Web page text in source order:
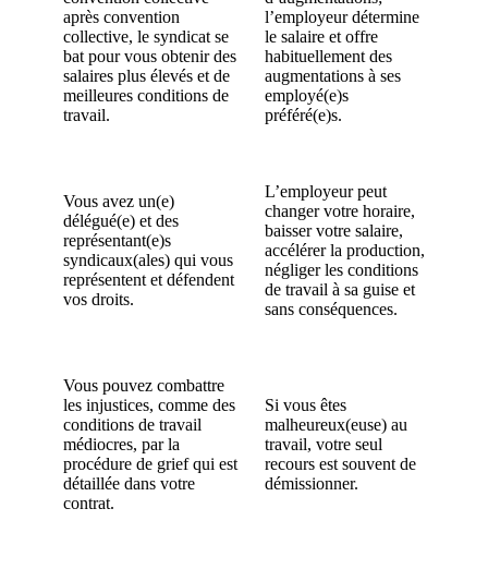
après convention
collective, le syndicat se
bat pour vous obtenir des
salaires plus élevés et de
meilleures conditions de
travail.
l’employeur détermine
le salaire et offre
habituellement des
augmentations à ses
employé(e)s
préféré(e)s.
Vous avez un(e)
délégué(e) et des
représentant(e)s
syndicaux(ales) qui vous
représentent et défendent
vos droits.
L’employeur peut
changer votre horaire,
baisser votre salaire,
accélérer la production,
négliger les conditions
de travail à sa guise et
sans conséquences.
Vous pouvez combattre
les injustices, comme des
conditions de travail
médiocres, par la
procédure de grief qui est
détaillée dans votre
contrat.
Si vous êtes
malheureux(euse) au
travail, votre seul
recours est souvent de
démissionner.